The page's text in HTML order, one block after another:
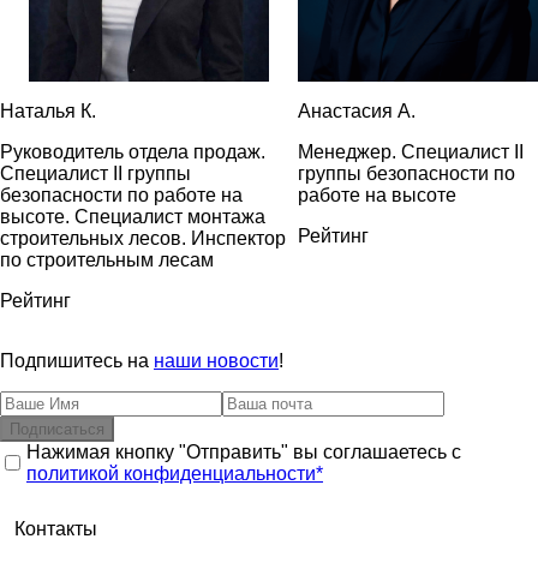
Виды ламинированной фанеры
(Фанера Слойная Фенольная): Этот тип фанеры
имеет фенольное покрытие, что делает его
водостойким и устойчивым к гниению. Он часто
используется в опалубке для бетонирования.
ФОФ(Фанера Особо Фенольная): Это аналогичный
ФСФ тип, но с более высоким качеством покрытия,
что делает его еще более долговечным.
Преимущества ламинированной фанеры
Влагостойкость: Ламинированное покрытие делает
фанеру устойчивой к воде, что важно при работе с
бетоном.
выдерживать повторное использование, что делает
проектов.
Гладкая поверхность: Ламинированное покрытие
обеспечивает гладкую поверхность, что важно для
Наталья К.
Руководитель отдела продаж.
Специалист II группы
безопасности по работе на
высоте. Специалист монтажа
строительных лесов. Инспектор
по строительным лесам
Рейтинг
Анастасия А.
Менеджер. Специалист II
группы безопасности по
работе на высоте
Рейтинг
Подпишитесь на наши новости!
Подписаться
Нажимая кнопку "Отправить" вы соглашаетесь с
политикой конфиденциальности*
Контакты